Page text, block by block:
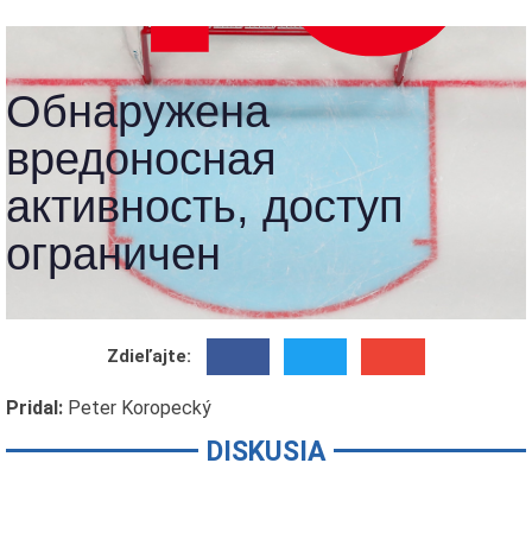
Zdieľajte:
Pridal: Peter Koropecký
DISKUSIA